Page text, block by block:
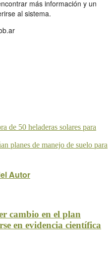
más información y un
al sistema.
de 50 heladeras solares para
planes de manejo de suelo para
Autor
cambio en el plan
en evidencia científica